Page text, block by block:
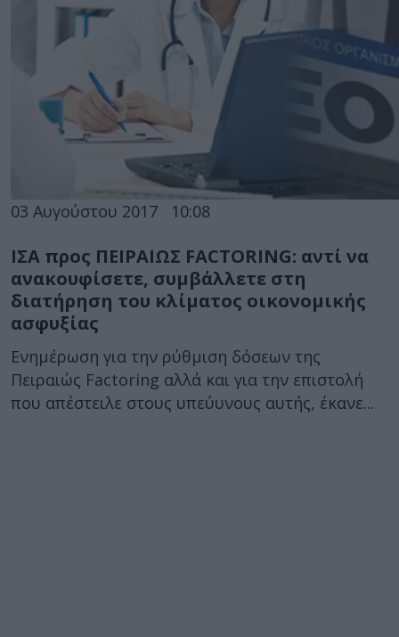
03 Αυγούστου 2017 10:08
ΙΣΑ προς ΠΕΙΡΑΙΩΣ FACTORING: αντί να
ανακουφίσετε, συμβάλλετε στη
διατήρηση του κλίματος οικονομικής
ασφυξίας
Ενημέρωση για την ρύθμιση δόσεων της
Πειραιώς Factoring αλλά και για την επιστολή
που απέστειλε στους υπεύυνους αυτής, έκανε...